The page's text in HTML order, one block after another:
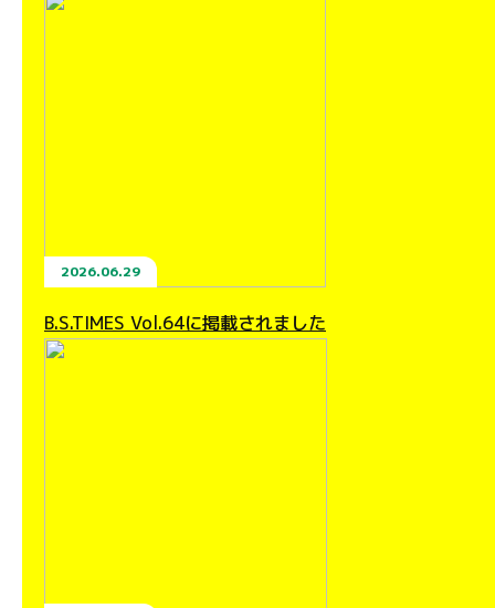
2026.06.29
B.S.TIMES Vol.64に掲載されました